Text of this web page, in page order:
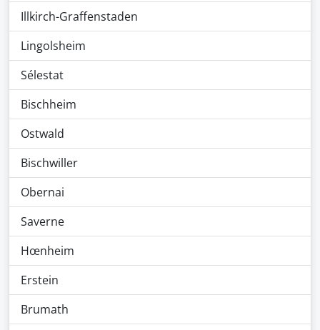
Illkirch-Graffenstaden
Lingolsheim
Sélestat
Bischheim
Ostwald
Bischwiller
Obernai
Saverne
Hœnheim
Erstein
Brumath